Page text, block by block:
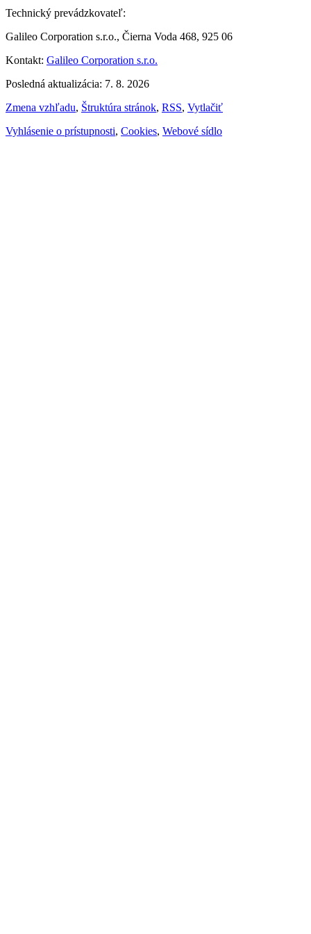
Technický prevádzkovateľ:
Galileo Corporation s.r.o., Čierna Voda 468, 925 06
Kontakt: Galileo Corporation s.r.o.
Posledná aktualizácia: 7. 8. 2026
Zmena vzhľadu, Štruktúra stránok, RSS, Vytlačiť
Vyhlásenie o prístupnosti, Cookies, Webové sídlo